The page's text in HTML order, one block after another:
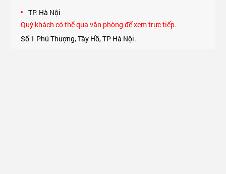
TP. Hà Nội
Quý khách có thể qua văn phòng để xem trực tiếp.
Số 1 Phú Thượng, Tây Hồ, TP Hà Nội.